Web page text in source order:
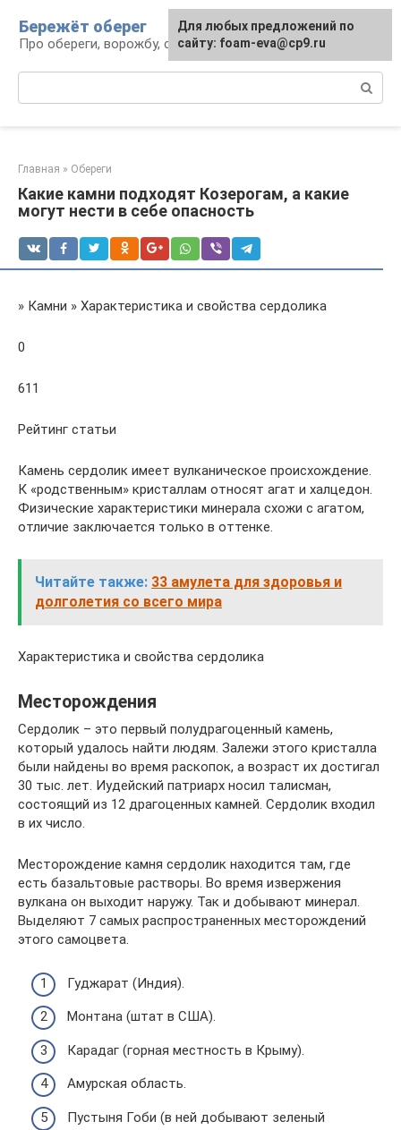
контенту
Бережёт оберег
Про обереги, ворожбу, сны и гадания
Главная » Обереги
Какие камни подходят Козерогам, а какие
могут нести в себе опасность
» Камни » Характеристика и свойства сердолика
0
611
Рейтинг статьи
Камень сердолик имеет вулканическое происхождение.
К «родственным» кристаллам относят агат и халцедон.
Физические характеристики минерала схожи с агатом,
отличие заключается только в оттенке.
Читайте также: 33 амулета для здоровья и
долголетия со всего мира
Характеристика и свойства сердолика
Месторождения
Сердолик – это первый полудрагоценный камень,
который удалось найти людям. Залежи этого кристалла
были найдены во время раскопок, а возраст их достигал
30 тыс. лет. Иудейский патриарх носил талисман,
состоящий из 12 драгоценных камней. Сердолик входил
в их число.
Месторождение камня сердолик находится там, где
есть базальтовые растворы. Во время извержения
вулкана он выходит наружу. Так и добывают минерал.
Выделяют 7 самых распространенных месторождений
этого самоцвета.
Гуджарат (Индия).
Монтана (штат в США).
Карадаг (горная местность в Крыму).
Амурская область.
Пустыня Гоби (в ней добывают зеленый
Для любых предложений по
сайту: foam-eva@cp9.ru